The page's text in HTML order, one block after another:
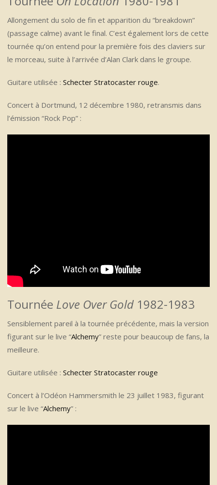
Allongement du solo de fin et apparition du “breakdown”
(passage calme) avant le final. C’est également lors de cette
tournée qu’on entend pour la première fois des claviers sur
le morceau, suite à l’arrivée d’Alan Clark dans le groupe.
Guitare utilisée : Schecter Stratocaster rouge.
Concert à Dortmund, 12 décembre 1980, retransmis dans
l’émission “Rock Pop” :
Tournée Love Over Gold1982-1983
Sensiblement pareil à la tournée précédente, mais la version
figurant sur le live “Alchemy” reste pour beaucoup de fans, la
meilleure.
Guitare utilisée : Schecter Stratocaster rouge
Concert à l’Odéon Hammersmith le 23 juillet 1983, figurant
sur le live “Alchemy” :